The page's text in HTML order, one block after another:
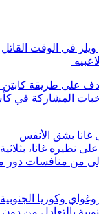
ويلز في الوقت القاتل
على طريقة
غانا بشق الأنفس
نظيره غانا،
وكوريا الجنوبية